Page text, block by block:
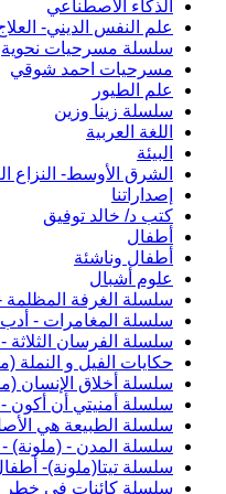
الذكاء الاصطناعي
علم النفس الديني-
سلسلة مسرحيات نحوية
مسرحيات احمد شوقي
علم الطيور
سلسلة زينا وزين
اللغة العربية
البيئة
الشرق الأوسط- النزاع
إصداراتنا
كتب د/ خالد توفيق
أطفال
أطفال وناشئة
علوم أشبال
سلسلة الغرفة المظلمة -
سلسلة المغامرات - أدب
سلسلة الفرسان الثلاثة
حكايات الفيل و النملة
سلسلة أخلاق الإنسان
سلسلة أمنيتي أن أكون
سلسلة الطبيعة هي
سلسلة المدن - (ملونة)
سلسلة تيتا(ملونة)-
سلسلة كائنات في خطر